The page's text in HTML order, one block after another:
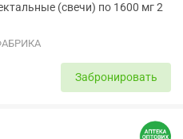
(свечи) по 1600 мг 2
Забронировать